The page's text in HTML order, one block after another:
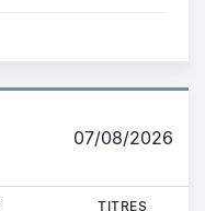
07/08/2026
TITRES